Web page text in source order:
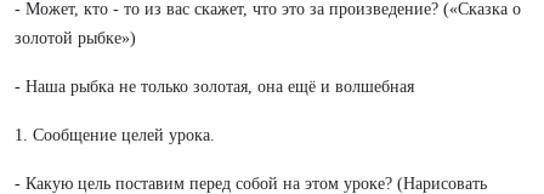
- Может, кто - то из вас скажет, что это за произведение? («Сказка о
золотой рыбке»)
- Наша рыбка не только золотая, она ещё и волшебная
1. Сообщение целей урока.
- Какую цель поставим перед собой на этом уроке? (Нарисовать